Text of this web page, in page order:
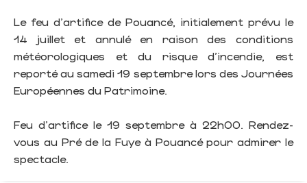
Le feu d'artifice de Pouancé, initialement prévu le
14 juillet et annulé en raison des conditions
météorologiques et du risque d'incendie, est
reporté au samedi 19 septembre lors des Journées
Européennes du Patrimoine.
Feu d'artifice le 19 septembre à 22h00. Rendez-
vous au Pré de la Fuye à Pouancé pour admirer le
spectacle.